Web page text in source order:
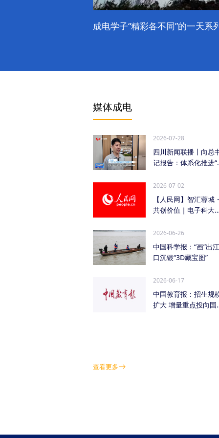
成电学子“精彩各不同”的一天系
媒体成电
2026-07-28
四川新闻联播丨向总
记报告：体系化推进“
2026-07-02
【人民网】智汇蓉城
共创价值｜电子科大
2026-06-26
中国科学报：“画”出江
口沉银“3D藏宝图”
2026-06-17
中国教育报：招生规
扩大 增量重点投向国
查看更多